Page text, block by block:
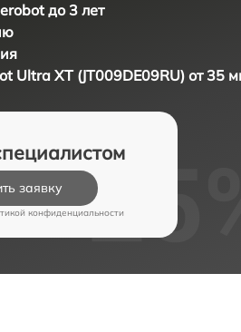
до 3 лет
Ultra XT (JT009DE09RU) от 35
заявку
конфиденциальности